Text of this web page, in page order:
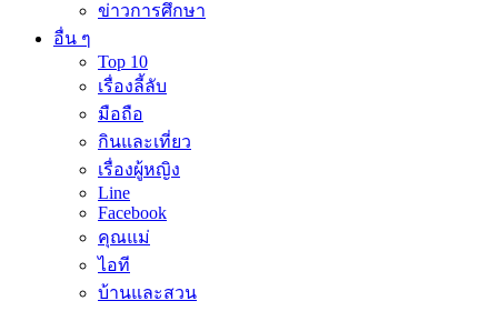
ข่าวการศึกษา
อื่น ๆ
Top 10
เรื่องลี้ลับ
มือถือ
กินและเที่ยว
เรื่องผู้หญิง
Line
Facebook
คุณแม่
ไอที
บ้านและสวน